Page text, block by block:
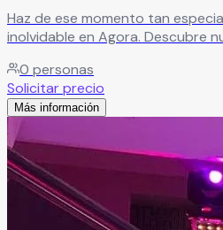
Haz de ese momento tan
inolvidable en Agora. Descubre nuestros espacios,
tu evento social, en un ambiente
recuerdos memorables.
0 personas
Solicitar precio
Más información